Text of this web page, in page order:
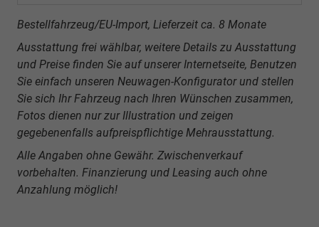
Bestellfahrzeug/EU-Import, Lieferzeit ca. 8 Monate
Ausstattung frei wählbar, weitere Details zu Ausstattung
und Preise finden Sie auf unserer Internetseite, Benutzen
Sie einfach unseren Neuwagen-Konfigurator und stellen
Sie sich Ihr Fahrzeug nach Ihren Wünschen zusammen,
Fotos dienen nur zur Illustration und zeigen
gegebenenfalls aufpreispflichtige Mehrausstattung.
Alle Angaben ohne Gewähr. Zwischenverkauf
vorbehalten. Finanzierung und Leasing auch ohne
Anzahlung möglich!